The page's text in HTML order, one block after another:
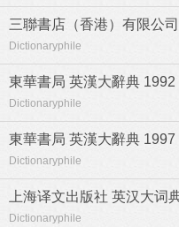
三聯書店（香港）有限公
Dictionaryphile
東華書局 英漢大辭典 1992
Dictionaryphile
東華書局 英漢大辭典
Dictionaryphile
上海译文出版社 英汉大词
Dictionaryphile